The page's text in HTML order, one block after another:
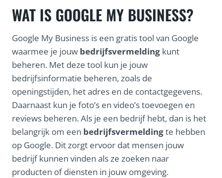
WAT IS GOOGLE MY BUSINESS?
Google My Business is een gratis tool van Google
waarmee je jouw bedrijfsvermelding kunt
beheren. Met deze tool kun je jouw
bedrijfsinformatie beheren, zoals de
openingstijden, het adres en de contactgegevens.
Daarnaast kun je foto’s en video’s toevoegen en
reviews beheren. Als je een bedrijf hebt, dan is het
belangrijk om een bedrijfsvermeldingte hebben
op Google. Dit zorgt ervoor dat mensen jouw
bedrijf kunnen vinden als ze zoeken naar
producten of diensten in jouw omgeving.